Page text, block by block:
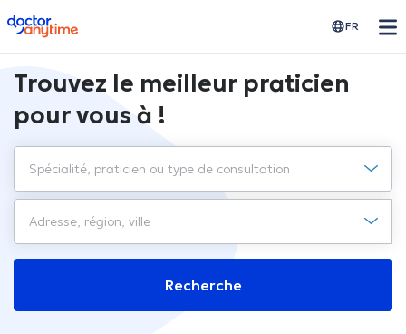
doctoranytime FR
Trouvez le meilleur praticien
pour vous à !
Recherche